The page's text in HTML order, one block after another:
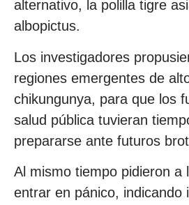
alternativo, la polilla tigre
albopictus.
Los investigadores
regiones emergentes de
chikungunya, para que los
salud pública tuvieran
prepararse ante futuros
Al mismo tiempo pidieron a
entrar en pánico, indicando